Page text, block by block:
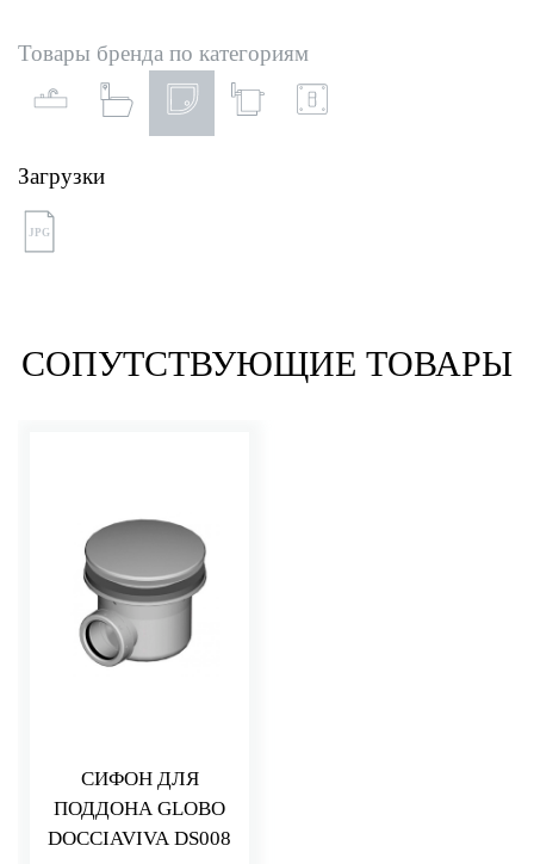
Товары бренда по категориям
Загрузки
JPG
СОПУТСТВУЮЩИЕ ТОВАРЫ
СИФОН ДЛЯ
ПОДДОНА GLOBO
DOCCIAVIVA DS008